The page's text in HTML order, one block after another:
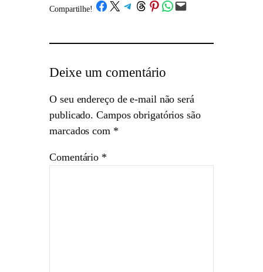
Compartilhe! /Share on Facebook
Share on X Share on Telegram
Share on Threads
Share on Pinterest
Share on WhatsApp
Email this Page
Deixe um comentário
O seu endereço de e-mail não será
publicado. Campos obrigatórios são
marcados com *
Comentário *